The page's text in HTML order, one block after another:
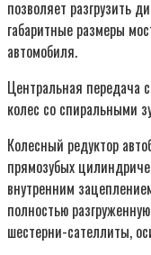
позволяет разгрузить
габаритные размеры
автомобиля.
Центральная передача
колес со спиральными
Колесный редуктор
прямозубых
внутренним
полностью
шестерни-сателлиты,